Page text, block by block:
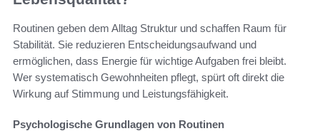
Routinen geben dem Alltag Struktur und schaffen Raum für
Stabilität. Sie reduzieren Entscheidungsaufwand und
ermöglichen, dass Energie für wichtige Aufgaben frei bleibt.
Wer systematisch Gewohnheiten pflegt, spürt oft direkt die
Wirkung auf Stimmung und Leistungsfähigkeit.
Psychologische Grundlagen von Routinen